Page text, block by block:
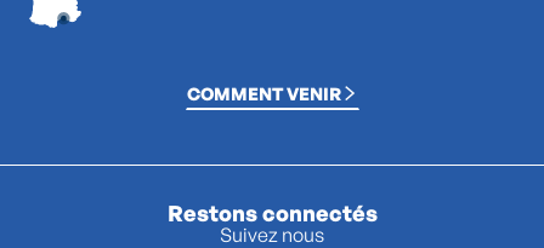
COMMENT VENIR
Restons connectés
Suivez nous